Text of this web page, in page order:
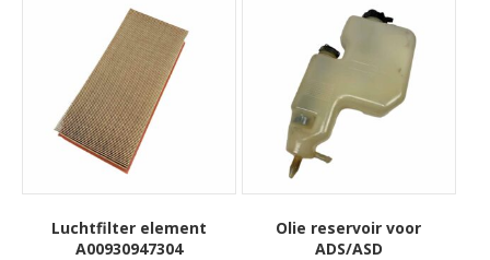
Luchtfilter element
A00930947304
Olie reservoir voor
ADS/ASD